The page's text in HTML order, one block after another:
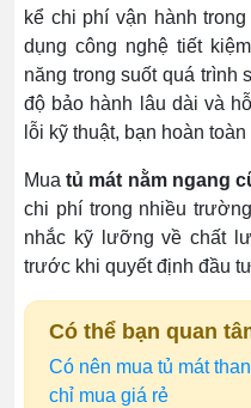
kể chi phí vận hành
dụng công nghệ tiết
năng trong suốt quá trình
độ bảo hành lâu dài và
lỗi kỹ thuật, bạn hoàn
Muatủ mát nằm ngang
chi phí trong nhiều
nhắc kỹ lưỡng về chất
trước khi quyết định đầu
Có thể bạn quan
Có nên mua tủ mát
chỉ mua giá rẻ